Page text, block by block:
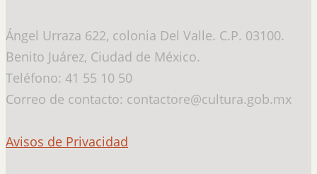
Ángel Urraza 622, colonia Del Valle. C.P. 03100.
Benito Juárez, Ciudad de México.
Teléfono: 41 55 10 50
Correo de contacto: contactore@cultura.gob.mx
Avisos de Privacidad